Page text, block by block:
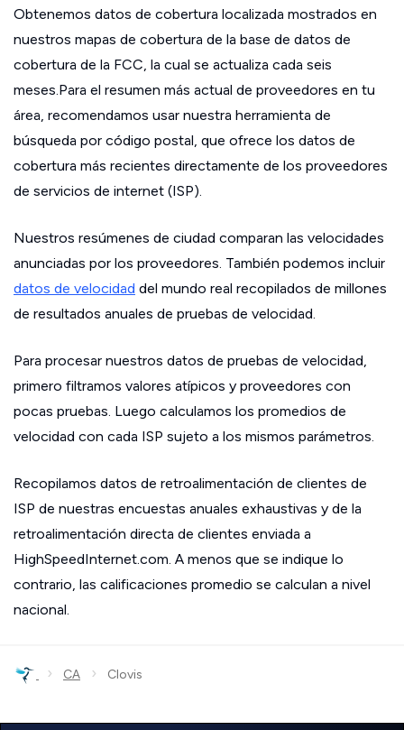
Obtenemos datos de cobertura localizada mostrados en
nuestros mapas de cobertura de la base de datos de
cobertura de la FCC, la cual se actualiza cada seis
meses.Para el resumen más actual de proveedores en tu
área, recomendamos usar nuestra herramienta de
búsqueda por código postal, que ofrece los datos de
cobertura más recientes directamente de los proveedores
de servicios de internet (ISP).
Nuestros resúmenes de ciudad comparan las velocidades
anunciadas por los proveedores. También podemos incluir
datos de velocidad del mundo real recopilados de millones
de resultados anuales de pruebas de velocidad.
Para procesar nuestros datos de pruebas de velocidad,
primero filtramos valores atípicos y proveedores con
pocas pruebas. Luego calculamos los promedios de
velocidad con cada ISP sujeto a los mismos parámetros.
Recopilamos datos de retroalimentación de clientes de
ISP de nuestras encuestas anuales exhaustivas y de la
retroalimentación directa de clientes enviada a
HighSpeedInternet.com. A menos que se indique lo
contrario, las calificaciones promedio se calculan a nivel
nacional.
› CA › Clovis